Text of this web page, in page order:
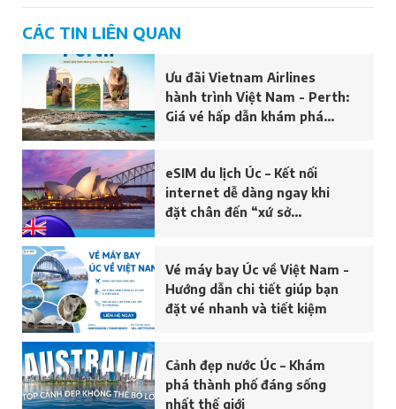
CÁC TIN LIÊN QUAN
Ưu đãi Vietnam Airlines
hành trình Việt Nam - Perth:
Giá vé hấp dẫn khám phá
eSIM du lịch Úc – Kết nối
internet dễ dàng ngay khi
đặt chân đến “xứ sở
Vé máy bay Úc về Việt Nam -
Hướng dẫn chi tiết giúp bạn
đặt vé nhanh và tiết kiệm
Cảnh đẹp nước Úc – Khám
phá thành phố đáng sống
nhất thế giới